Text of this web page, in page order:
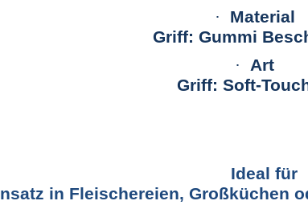
·
Material
Griff: Gummi
· Art
Griff: Soft-
Ideal für
in Fleischereien, Großküchen